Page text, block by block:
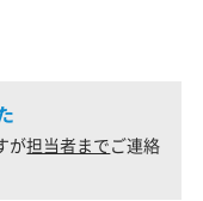
が担当者までご連絡